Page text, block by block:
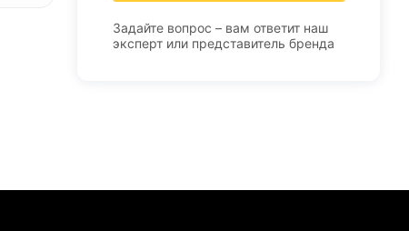
Задайте вопрос – вам ответит наш
эксперт или представитель бренда